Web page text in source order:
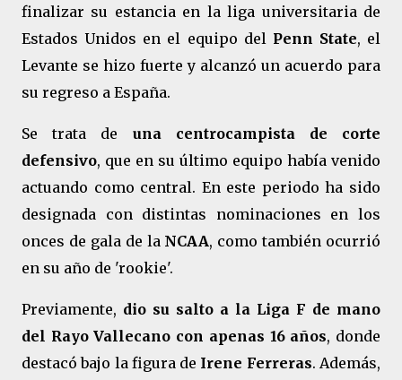
finalizar su estancia en la liga universitaria de
Estados Unidos en el equipo del Penn State, el
Levante se hizo fuerte y alcanzó un acuerdo para
su regreso a España.
Se trata de una centrocampista de corte
defensivo, que en su último equipo había venido
actuando como central. En este periodo ha sido
designada con distintas nominaciones en los
onces de gala de la NCAA, como también ocurrió
en su año de 'rookie'.
Previamente, dio su salto a la Liga F de mano
del Rayo Vallecano con apenas 16 años, donde
destacó bajo la figura de Irene Ferreras. Además,